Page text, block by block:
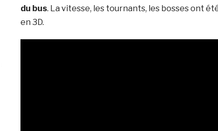
du bus. La vitesse, les tournants, les bosses ont
en 3D.